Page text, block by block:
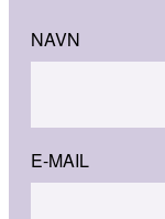
NAVN
E-MAIL